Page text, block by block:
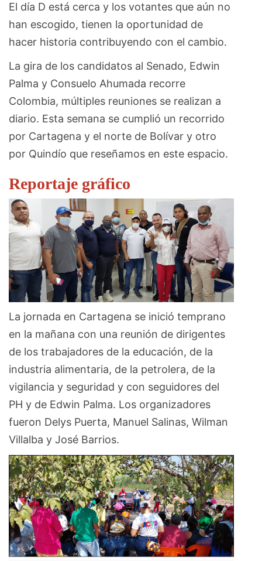
El día D está cerca y los votantes que aún no
han escogido, tienen la oportunidad de
hacer historia contribuyendo con el cambio.
La gira de los candidatos al Senado, Edwin
Palma y Consuelo Ahumada recorre
Colombia, múltiples reuniones se realizan a
diario. Esta semana se cumplió un recorrido
por Cartagena y el norte de Bolívar y otro
por Quindío que reseñamos en este espacio.
Reportaje gráfico
La jornada en Cartagena se inició temprano
en la mañana con una reunión de dirigentes
de los trabajadores de la educación, de la
industria alimentaria, de la petrolera, de la
vigilancia y seguridad y con seguidores del
PH y de Edwin Palma. Los organizadores
fueron Delys Puerta, Manuel Salinas, Wilman
Villalba y José Barrios.